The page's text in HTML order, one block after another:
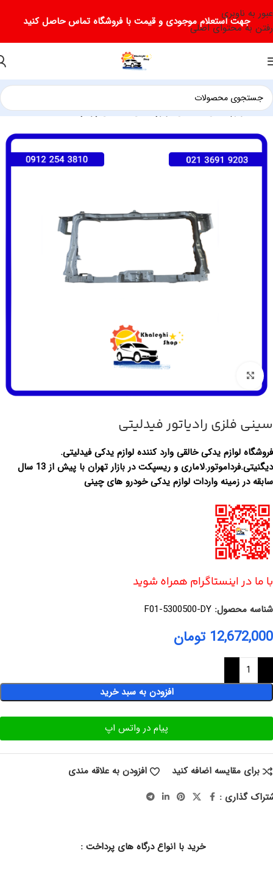
عبور به ناوبری
رفتن به محتوای اصلی
جهت استعلام موجودی و قیمت با فروشگاه تماس حاصل کنید
خانه لوازم یدکی فیدلیتی لوازم یدکی فیدلیتی پرایم
سینی فلزی رادیاتور فیدلیتی
فروشگاه لوازم یدکی خالقی وارد کننده لوازم یدکی فیدلیتی.
دیگنیتی.فرداموتور.لاماری و ریسپکت در بازار تهران با پیش از 13 سال
سابقه در زمینه واردات لوازم یدکی خودرو های چینی
با ما در اینستاگرام همراه شوید
شناسه محصول: F01-5300500-DY
12,672,000 تومان
افزودن به سبد خرید
پیام در واتس اپ
برای مقایسه اضافه کنید
افزودن به علاقه مندی
گذاری :
خرید با انواع درگاه های پرداخت :